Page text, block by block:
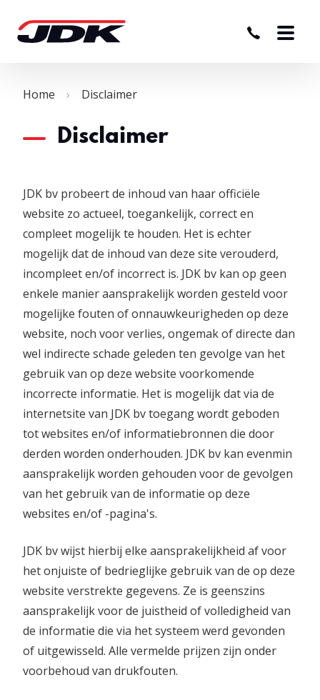
Home Disclaimer
Disclaimer
JDK bv probeert de inhoud van haar officiële
website zo actueel, toegankelijk, correct en
compleet mogelijk te houden. Het is echter
mogelijk dat de inhoud van deze site verouderd,
incompleet en/of incorrect is. JDK bv kan op geen
enkele manier aansprakelijk worden gesteld voor
mogelijke fouten of onnauwkeurigheden op deze
website, noch voor verlies, ongemak of directe dan
wel indirecte schade geleden ten gevolge van het
gebruik van op deze website voorkomende
incorrecte informatie. Het is mogelijk dat via de
internetsite van JDK bv toegang wordt geboden
tot websites en/of informatiebronnen die door
derden worden onderhouden. JDK bv kan evenmin
aansprakelijk worden gehouden voor de gevolgen
van het gebruik van de informatie op deze
websites en/of -pagina's.
JDK bv wijst hierbij elke aansprakelijkheid af voor
het onjuiste of bedrieglijke gebruik van de op deze
website verstrekte gegevens. Ze is geenszins
aansprakelijk voor de juistheid of volledigheid van
de informatie die via het systeem werd gevonden
of uitgewisseld. Alle vermelde prijzen zijn onder
voorbehoud van drukfouten.